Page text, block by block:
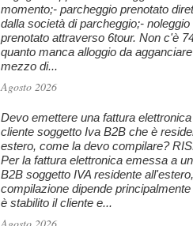
momento;- parcheggio prenotato
dalla società di parcheggio;- noleggio
prenotato attraverso 6tour. Non c'è
quanto manca alloggio da
mezzo di...
Agosto 2026
Devo emettere una fattura
cliente soggetto Iva B2B che è
estero, come la devo compilare?
Per la fattura elettronica emessa a
B2B soggetto IVA residente
compilazione dipende
è stabilito il cliente e...